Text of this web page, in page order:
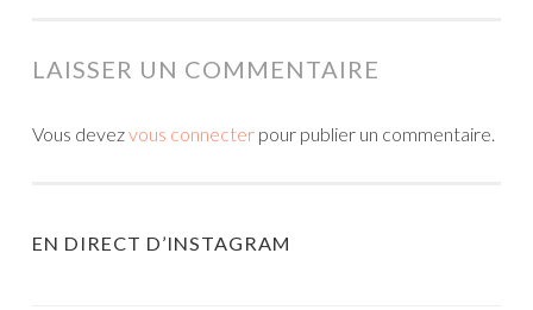
LAISSER UN COMMENTAIRE
Vous devezvous connecter pour publier un commentaire.
EN DIRECT D’INSTAGRAM